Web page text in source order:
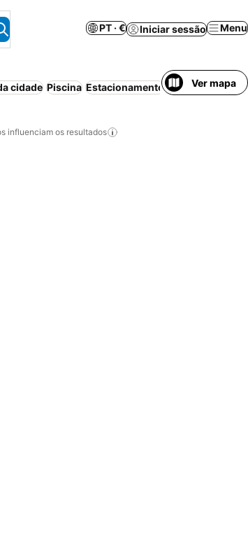
PT · € Iniciar sessão Menu
cidade Piscina Estacionamento Ver mapa
influenciam os resultados
aos favoritos
aos favoritos